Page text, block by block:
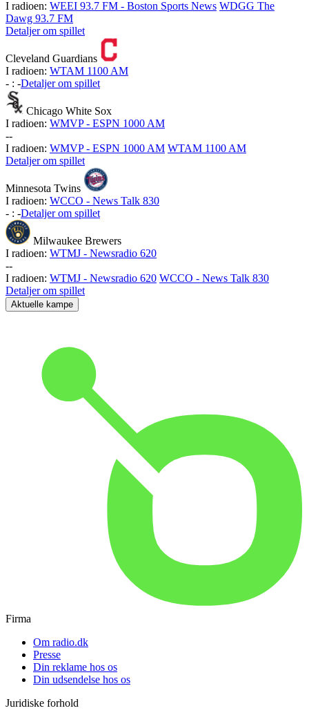
I radioen: WEEI 93.7 FM - Boston Sports News WDGG The
Dawg 93.7 FM
Detaljer om spillet
Cleveland Guardians
I radioen: WTAM 1100 AM
- : -Detaljer om spillet
Chicago White Sox
I radioen: WMVP - ESPN 1000 AM
--
I radioen: WMVP - ESPN 1000 AM WTAM 1100 AM
Detaljer om spillet
Minnesota Twins
I radioen: WCCO - News Talk 830
- : -Detaljer om spillet
Milwaukee Brewers
I radioen: WTMJ - Newsradio 620
--
I radioen: WTMJ - Newsradio 620 WCCO - News Talk 830
Detaljer om spillet
Aktuelle kampe
Firma
Om radio.dk
Presse
Din reklame hos os
Din udsendelse hos os
Juridiske forhold